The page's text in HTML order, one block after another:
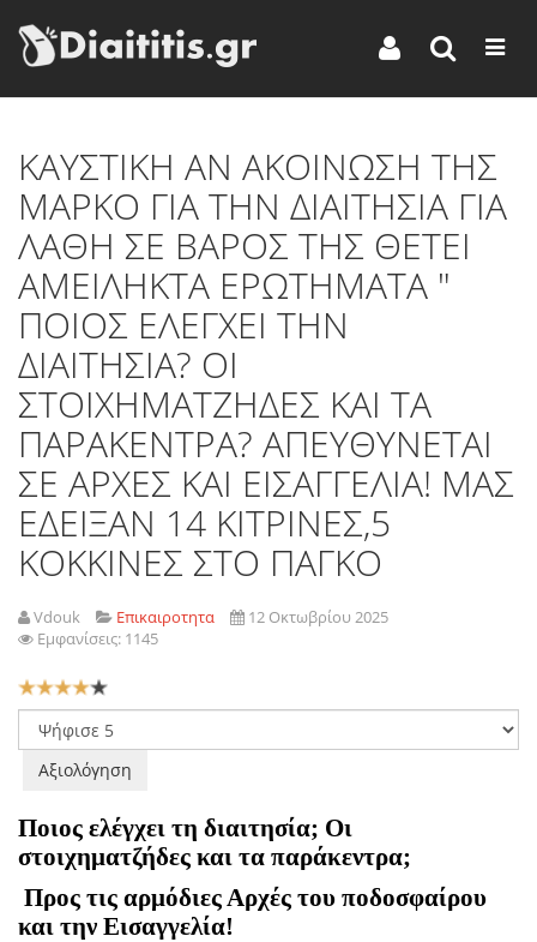
ΚΑΥΣΤΙΚΗ ΑΝ ΑΚΟΙΝΩΣΗ ΤΗΣ
ΜΑΡΚΟ ΓΙΑ ΤΗΝ ΔΙΑΙΤΗΣΙΑ ΓΙΑ
ΛΑΘΗ ΣΕ ΒΑΡΟΣ ΤΗΣ ΘΕΤΕΙ
ΑΜΕΙΛΗΚΤΑ ΕΡΩΤΗΜΑΤΑ "
ΠΟΙΟΣ ΕΛΕΓΧΕΙ ΤΗΝ
ΔΙΑΙΤΗΣΙΑ? ΟΙ
ΣΤΟΙΧΗΜΑΤΖΗΔΕΣ ΚΑΙ ΤΑ
ΠΑΡΑΚΕΝΤΡΑ? ΑΠΕΥΘΥΝΕΤΑΙ
ΣΕ ΑΡΧΕΣ ΚΑΙ ΕΙΣΑΓΓΕΛΙΑ! ΜΑΣ
ΕΔΕΙΞΑΝ 14 ΚΙΤΡΙΝΕΣ,5
ΚΟΚΚΙΝΕΣ ΣΤΟ ΠΑΓΚΟ
Vdouk Επικαιροτητα
12 Οκτωβρίου 2025
Εμφανίσεις: 1145
Αξιολόγηση
Χρήστη:4/5
Παρακαλώ
αξιολογήστε
Ποιος ελέγχει τη διαιτησία; Οι
στοιχηματζήδες και τα παράκεντρα;
Προς τις αρμόδιες Αρχές του ποδοσφαίρου
και την Εισαγγελία!